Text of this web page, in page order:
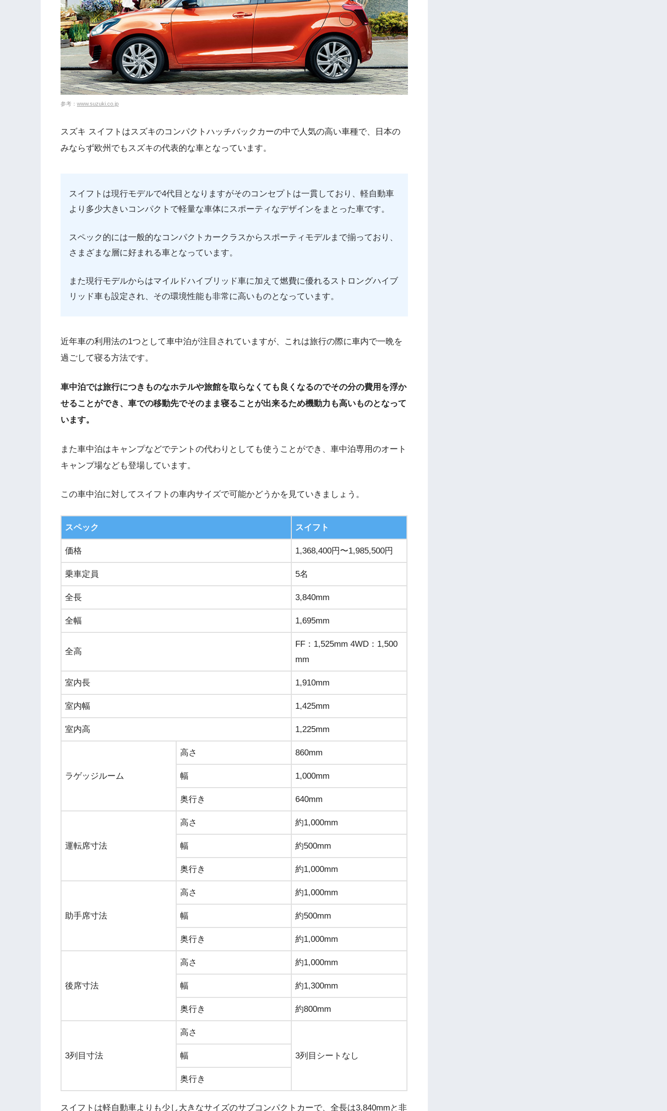
参考： www.suzuki.co.jp
スズキ スイフトはスズキのコンパクトハッチバックカーの中で人気の高い車種で、日本の
みならず欧州でもスズキの代表的な車となっています。
スイフトは現行モデルで4代目となりますがそのコンセプトは一貫しており、軽自動車
より多少大きいコンパクトで軽量な車体にスポーティなデザインをまとった車です。
スペック的には一般的なコンパクトカークラスからスポーティモデルまで揃っており、
さまざまな層に好まれる車となっています。
また現行モデルからはマイルドハイブリッド車に加えて燃費に優れるストロングハイブ
リッド車も設定され、その環境性能も非常に高いものとなっています。
近年車の利用法の1つとして車中泊が注目されていますが、これは旅行の際に車内で一晩を
過ごして寝る方法です。
車中泊では旅行につきものなホテルや旅館を取らなくても良くなるのでその分の費用を浮か
せることができ、車での移動先でそのまま寝ることが出来るため機動力も高いものとなって
います。
また車中泊はキャンプなどでテントの代わりとしても使うことができ、車中泊専用のオート
キャンプ場なども登場しています。
この車中泊に対してスイフトの車内サイズで可能かどうかを見ていきましょう。
スペック スイフト
価格 1,368,400円〜1,985,500円
乗車定員 5名
全長 3,840mm
全幅 1,695mm
全高
FF：1,525mm 4WD：1,500
mm
室内長 1,910mm
室内幅 1,425mm
室内高 1,225mm
ラゲッジルーム
高さ 860mm
幅 1,000mm
奥行き 640mm
運転席寸法
高さ 約1,000mm
幅 約500mm
奥行き 約1,000mm
助手席寸法
高さ 約1,000mm
幅 約500mm
奥行き 約1,000mm
後席寸法
高さ 約1,000mm
幅 約1,300mm
奥行き 約800mm
3列目寸法
高さ
3列目シートなし
幅
奥行き
スイフトは軽自動車よりも少し大きなサイズのサブコンパクトカーで、全長は3,840mmと非